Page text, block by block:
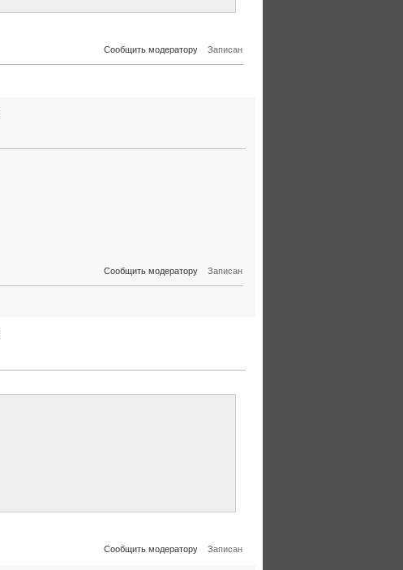
Сообщить модератору Записан
Сообщить модератору Записан
Сообщить модератору Записан